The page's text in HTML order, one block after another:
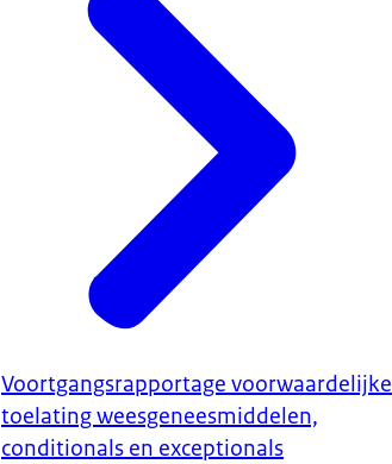
Voortgangsrapportage voorwaardelijke
toelating weesgeneesmiddelen,
conditionals en exceptionals